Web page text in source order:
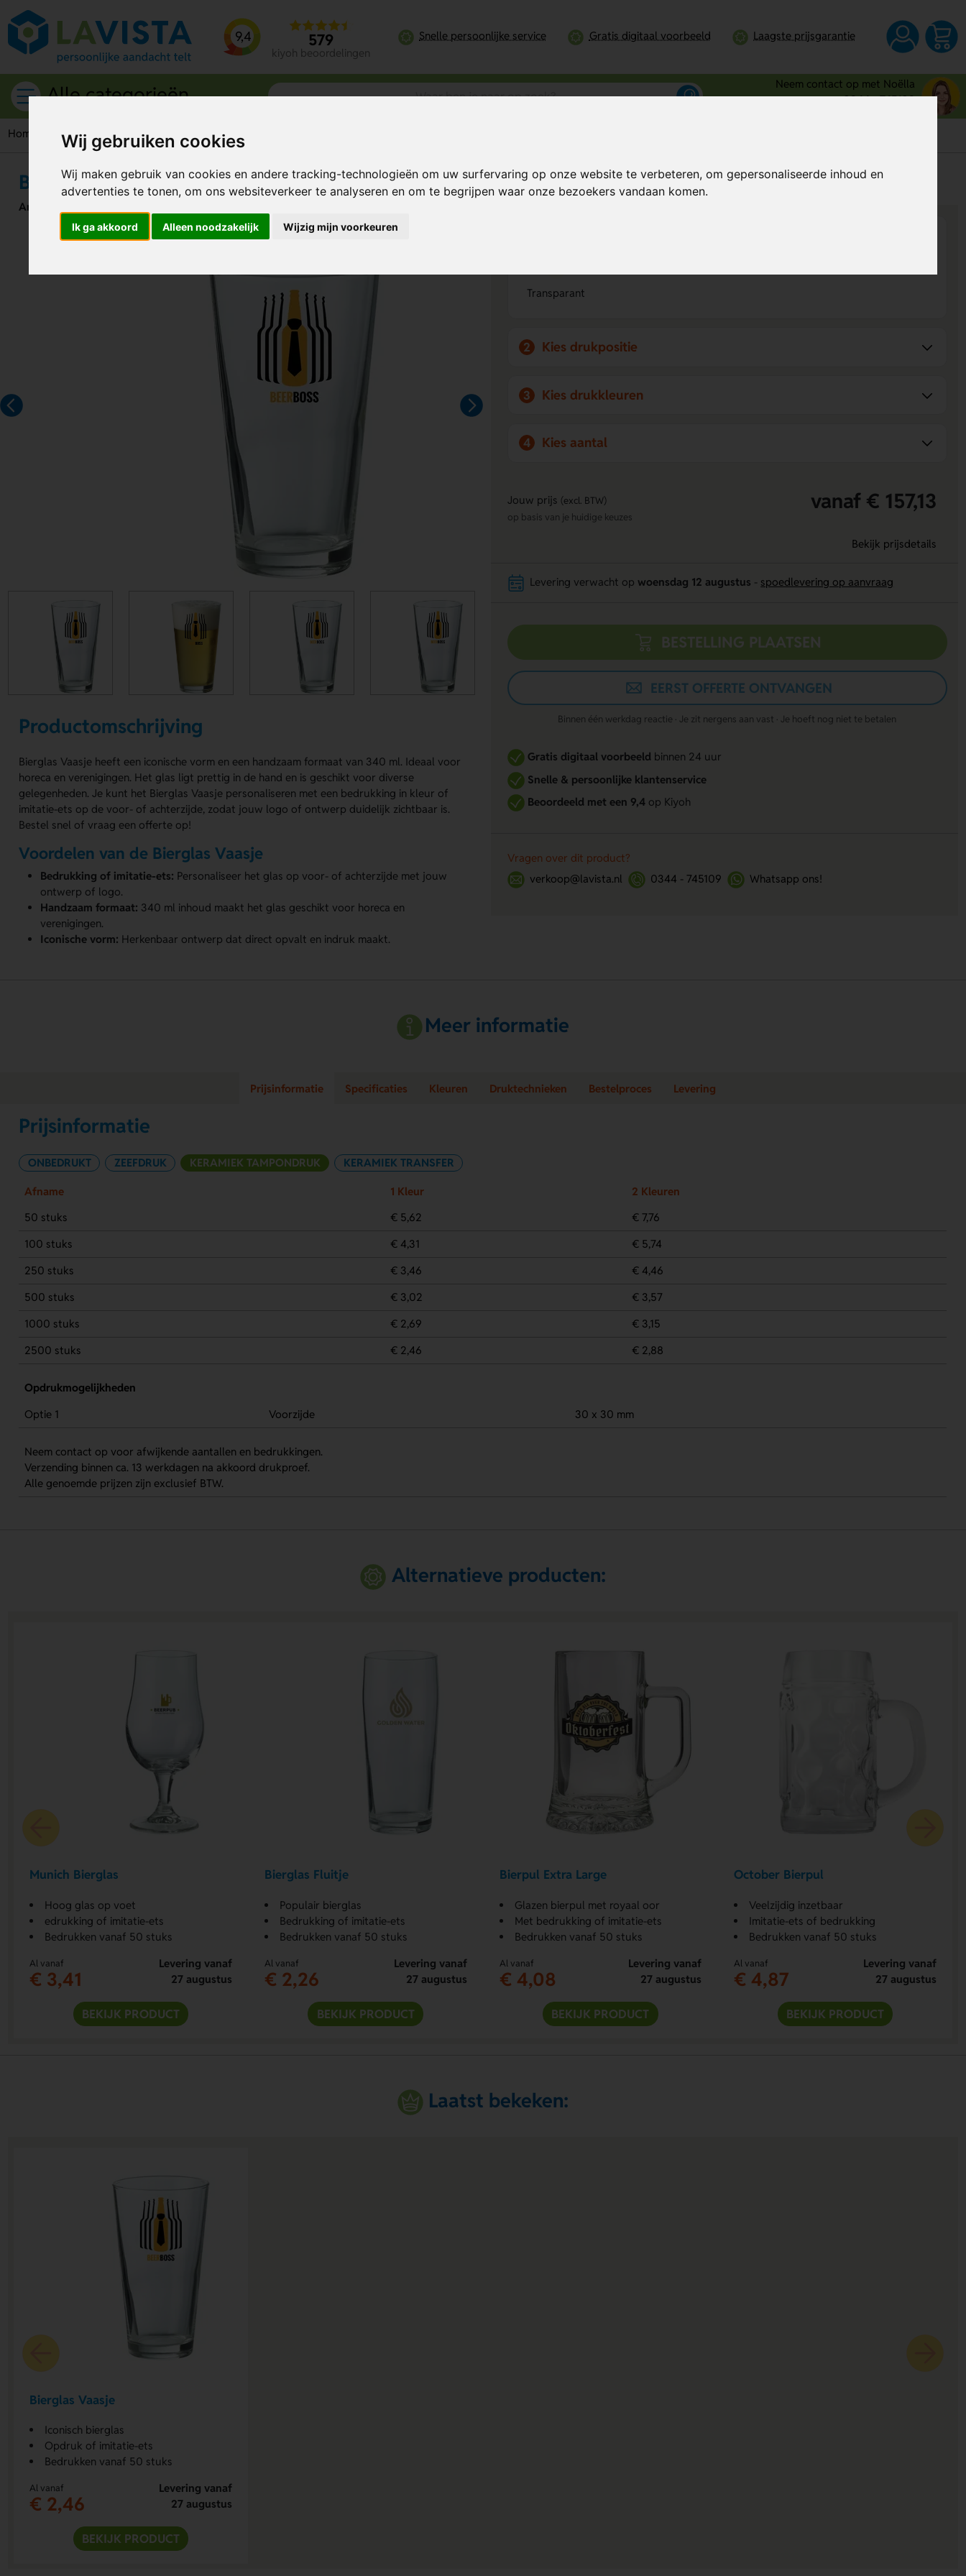
Wij gebruiken cookies
Wij maken gebruik van cookies en andere tracking-technologieën om uw surfervaring op onze website te verbeteren, om gepersonaliseerde inhoud en
advertenties te tonen, om ons websiteverkeer te analyseren en om te begrijpen waar onze bezoekers vandaan komen.
Ik ga akkoord Alleen noodzakelijk Wijzig mijn voorkeuren
9,4 579
kiyoh beoordelingen
Snelle persoonlijke service Gratis digitaal voorbeeld Laagste prijsgarantie
Alle categorieën
Neem contact op met Noëlla
0344 - 745109
Home Drinkwaren Glazen Bierglas Vaasje
Bierglas Vaasje
Artikelnummer:
Productomschrijving
Bierglas Vaasje heeft een iconische vorm en een handzaam formaat van 340 ml. Ideaal voor
horeca en verenigingen. Het glas ligt prettig in de hand en is geschikt voor diverse
gelegenheden. Je kunt het Bierglas Vaasje personaliseren met een bedrukking in kleur of
imitatie-ets op de voor- of achterzijde, zodat jouw logo of ontwerp duidelijk zichtbaar is.
Bestel snel of vraag een offerte op!
Voordelen van de Bierglas Vaasje
Bedrukking of imitatie-ets: Personaliseer het glas op voor- of achterzijde met jouw
ontwerp of logo.
Handzaam formaat: 340 ml inhoud maakt het glas geschikt voor horeca en
verenigingen.
Iconische vorm: Herkenbaar ontwerp dat direct opvalt en indruk maakt.
Bereken mijn prijs Al vanaf€ 2,46 per stuk (excl. BTW)
Transparant
2 Kies drukpositie
3 Kies drukkleuren
4 Kies aantal
Jouw prijs (excl. BTW) vanaf € 157,13
op basis van je huidige keuzes
Bekijk prijsdetails
Levering verwacht op woensdag 12 augustus spoedlevering op aanvraag
BESTELLING PLAATSEN
EERST OFFERTE ONTVANGEN
Binnen één werkdag reactie · Je zit nergens aan vast · Je hoeft nog niet te betalen
Gratis digitaal voorbeeldbinnen 24 uur
Snelle & persoonlijke klantenservice
Beoordeeld met een 9,4op Kiyoh
Vragen over dit product?
verkoop@lavista.nl
0344 - 745109 Whatsapp ons!
Meer informatie
Prijsinformatie Specificaties Kleuren Druktechnieken Bestelproces Levering
Prijsinformatie
ONBEDRUKT ZEEFDRUK KERAMIEK TAMPONDRUK KERAMIEK TRANSFER
Afname 1 Kleur
2 Kleuren
50 stuks
€ 5,62
€ 7,76
100 stuks
€ 4,31
€ 5,74
250 stuks
€ 3,46
€ 4,46
500 stuks
€ 3,02
€ 3,57
1000 stuks
€ 2,69
€ 3,15
2500 stuks
€ 2,46 € 2,88
Opdrukmogelijkheden
Optie 1
Voorzijde 30 x 30 mm
Neem contact op voor afwijkende aantallen en bedrukkingen.
Verzending binnen ca. 13 werkdagen na akkoord drukproef.
Alle genoemde prijzen zijn exclusief BTW.
Alternatieve producten:
Munich Bierglas
Hoog glas op voet
edrukking of imitatie-ets
Bedrukken vanaf 50 stuks
Al vanaf
€ 3,41
Levering vanaf
27 augustus
BEKIJK PRODUCT
Bierglas Fluitje
Populair bierglas
Bedrukking of imitatie-ets
Bedrukken vanaf 50 stuks
Al vanaf
€ 2,26
Levering vanaf
27 augustus
BEKIJK PRODUCT
Bierpul Extra Large
Glazen bierpul met royaal oor
Met bedrukking of imitatie-ets
Bedrukken vanaf 50 stuks
Al vanaf
€ 4,08
Levering vanaf
27 augustus
BEKIJK PRODUCT
October Bierpul
Veelzijdig inzetbaar
Imitatie-ets of bedrukking
Bedrukken vanaf 50 stuks
Al vanaf
€ 4,87
Levering vanaf
27 augustus
BEKIJK PRODUCT
Laatst bekeken:
Bierglas Vaasje
Iconisch bierglas
Opdruk of imitatie-ets
Bedrukken vanaf 50 stuks
Al vanaf
€ 2,46
Levering vanaf
27 augustus
BEKIJK PRODUCT